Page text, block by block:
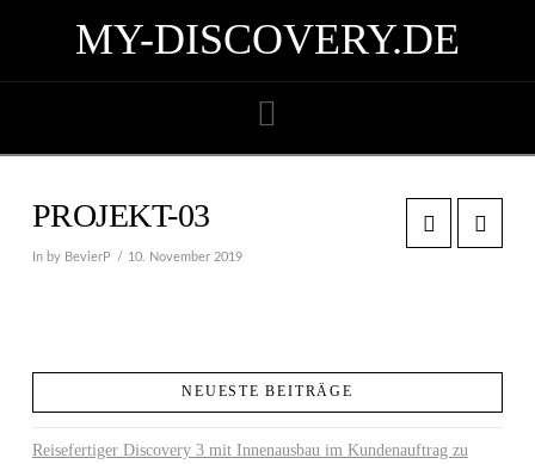
MY-DISCOVERY.DE
PROJEKT-03
In by BevierP 10. November 2019
NEUESTE BEITRÄGE
Reisefertiger Discovery 3 mit Innenausbau im Kundenauftrag zu